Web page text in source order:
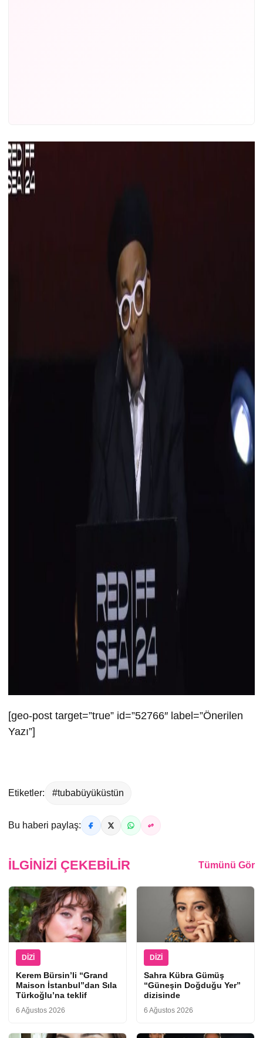
[geo-post target=”true” id=”52766″ label=”Önerilen
Yazı”]
Etiketler: #tubabüyüküstün
Bu haberi paylaş:
İLGINIZI ÇEKEBILIR Tümünü Gör
DIZI
Kerem Bürsin’li “Grand
Maison İstanbul”dan Sıla
Türkoğlu’na teklif
6 Ağustos 2026
DIZI
Sahra Kübra Gümüş
“Güneşin Doğduğu Yer”
dizisinde
6 Ağustos 2026